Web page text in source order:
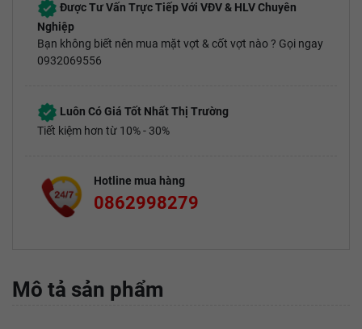
Được Tư Vấn Trực Tiếp Với VĐV & HLV Chuyên
Nghiệp
Bạn không biết nên mua mặt vợt & cốt vợt nào ? Gọi ngay
0932069556
Luôn Có Giá Tốt Nhất Thị Trường
Tiết kiệm hơn từ 10% - 30%
Hotline mua hàng
0862998279
Mô tả sản phẩm